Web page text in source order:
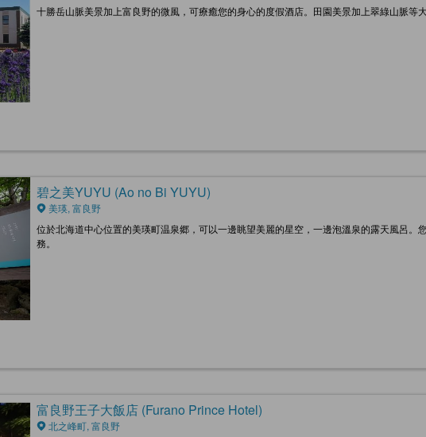
十勝岳山脈美景加上富良野的微風，可療癒您的身心的度假酒店。田園美景加上翠綠山脈等
碧之美YUYU (Ao no Bi YUYU)
美瑛, 富良野
位於北海道中心位置的美瑛町温泉郷，可以一邊眺望美麗的星空，一邊泡溫泉的露天風呂。
務。
富良野王子大飯店 (Furano Prince Hotel)
北之峰町, 富良野